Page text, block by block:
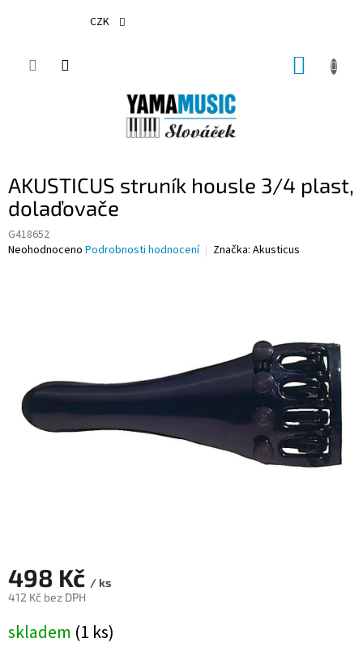
CZK
AKUSTICUS struník housle 3/4 plast,
dolaďovače
G418652
Průměrné
Neohodnoceno Podrobnosti hodnocení Značka: Akusticus
498 Kč / ks
412 Kč bez DPH
cena:
skladem (1 ks)